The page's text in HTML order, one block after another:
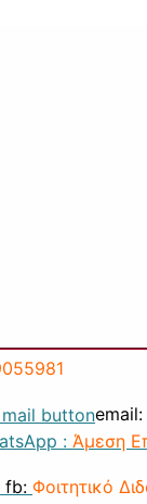
email:
: Άμεση
fb: Φοιτητικό